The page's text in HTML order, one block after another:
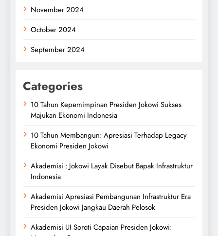
November 2024
October 2024
September 2024
Categories
10 Tahun Kepemimpinan Presiden Jokowi Sukses
Majukan Ekonomi Indonesia
10 Tahun Membangun: Apresiasi Terhadap Legacy
Ekonomi Presiden Jokowi
Akademisi : Jokowi Layak Disebut Bapak Infrastruktur
Indonesia
Akademisi Apresiasi Pembangunan Infrastruktur Era
Presiden Jokowi Jangkau Daerah Pelosok
Akademisi UI Soroti Capaian Presiden Jokowi: